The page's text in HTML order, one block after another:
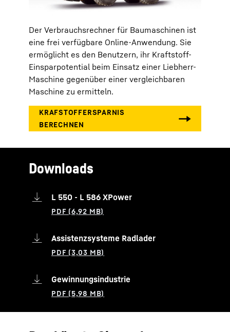
Der Verbrauchsrechner für Baumaschinen ist
eine frei verfügbare Online-Anwendung. Sie
ermöglicht es den Benutzern, ihr Kraftstoff-
Einsparpotential beim Einsatz einer Liebherr-
Maschine gegenüber einer vergleichbaren
Maschine zu ermitteln.
Downloads
L 550 - L 586 XPower
Assistenzsysteme Radlader
Gewinnungsindustrie